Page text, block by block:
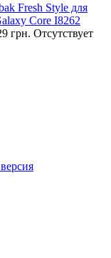
Fresh Style для
Core I8262
грн. Отсутствует